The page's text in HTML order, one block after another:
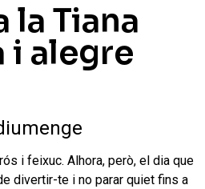
la Tiana
i alegre
i feixuc. Alhora, però, el dia que
divertir-te i no parar quiet fins a